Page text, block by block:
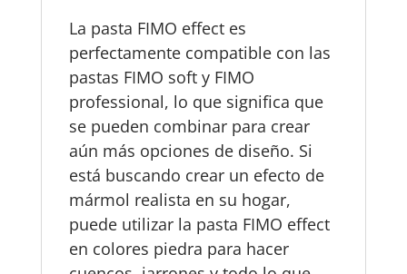
La pasta FIMO effect es
perfectamente compatible con las
pastas FIMO soft y FIMO
professional, lo que significa que
se pueden combinar para crear
aún más opciones de diseño. Si
está buscando crear un efecto de
mármol realista en su hogar,
puede utilizar la pasta FIMO effect
en colores piedra para hacer